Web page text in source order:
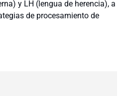
y LH (lengua de herencia), a
de procesamiento de